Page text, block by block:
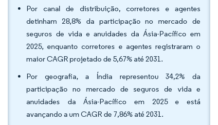
Por canal de distribuição, corretores e agentes
detinham 28,8% da participação no mercado de
seguros de vida e anuidades da Ásia-Pacífico em
2025, enquanto corretores e agentes registraram o
maior CAGR projetado de 5,67% até 2031.
Por geografia, a Índia representou 34,2% da
participação no mercado de seguros de vida e
anuidades da Ásia-Pacífico em 2025 e está
avançando a um CAGR de 7,86% até 2031.